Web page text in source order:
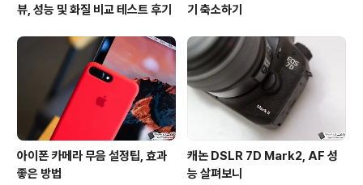
뷰, 성능 및 화질 비교 테스트 후기
기 축소하기
아이폰 카메라 무음 설정팁, 효과
좋은 방법
캐논 DSLR 7D Mark2, AF 성
능 살펴보니